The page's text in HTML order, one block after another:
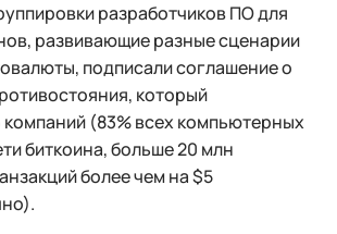
разработчиков ПО для
развивающие разные сценарии
подписали соглашение о
который
(83% всех компьютерных
биткоина, больше 20 млн
более чем на $5